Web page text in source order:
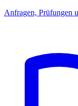
Anfragen, Prüfungen